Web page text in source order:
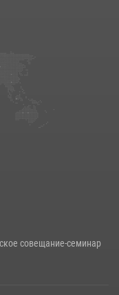
по обобщению
совещание-семинар